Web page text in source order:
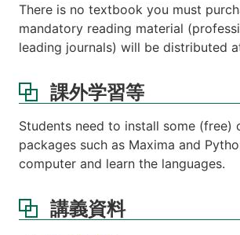
There is no textbook you must
mandatory reading material
leading journals) will be distributed
課外学習等
Students need to install some (free)
packages such as Maxima and
computer and learn the languages.
講義資料